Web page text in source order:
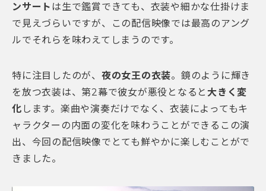
ンサート は生で鑑賞できても、衣装や細かな仕掛けま
で見えづらいですが、この配信映像では最高のアング
ルでそれらを味わえてしまうのです。
特に注目したのが、 夜の女王の衣装。鏡のように輝き
を放つ衣装は、第2幕で彼女が悪役となると 大きく変
化 します。楽曲や演奏だけでなく、衣装によってもキ
ャラクターの内面の変化を味わうことができるこの演
出、今回の配信映像でとても鮮やかに楽しむことがで
きました。